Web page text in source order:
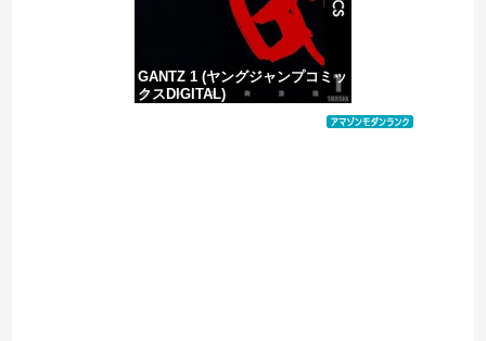
GANTZ 1 (ヤングジャンプコミッ
クスDIGITAL)
価格：¥100